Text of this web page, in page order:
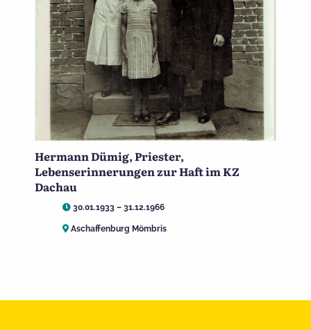
Hermann Dümig, Priester,
Lebenserinnerungen zur Haft im KZ
Dachau
30.01.1933 – 31.12.1966
Aschaffenburg Mömbris